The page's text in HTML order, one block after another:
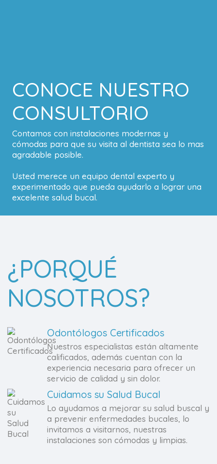
CONOCE NUESTRO
CONSULTORIO
Contamos con instalaciones modernas y
cómodas para que su visita al dentista sea lo mas
agradable posible.
Usted merece un equipo dental experto y
experimentado que pueda ayudarlo a lograr una
excelente salud bucal.
¿PORQUÉ
NOSOTROS?
Odontólogos Certificados
Nuestros especialistas están altamente
calificados, además cuentan con la
experiencia necesaria para ofrecer un
servicio de calidad y sin dolor.
Cuidamos su Salud Bucal
Lo ayudamos a mejorar su salud buscal y
a prevenir enfermedades bucales, lo
invitamos a visitarnos, nuestras
instalaciones son cómodas y limpias.